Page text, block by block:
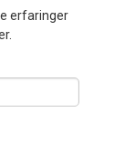
erfaringer